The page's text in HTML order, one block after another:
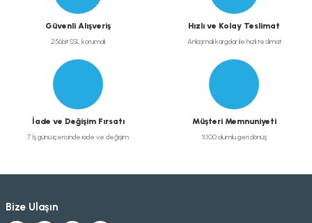
Güvenli Alışveriş
256bit SSL korumalı
Hızlı ve Kolay Teslimat
Anlaşmalı kargolar ile hızlı teslimat
İade ve Değişim Fırsatı
7 İş günü içerisinde iade ve değişim
Müşteri Memnuniyeti
%100 olumlu geri dönüş
Bize Ulaşın